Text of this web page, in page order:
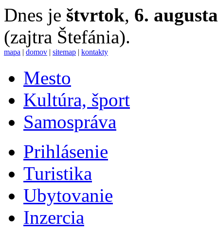
Dnes je štvrtok, 6.
(zajtra Štefánia).
mapa | domov | sitemap | kontakty
Mesto
Kultúra, šport
Samospráva
Prihlásenie
Turistika
Ubytovanie
Inzercia